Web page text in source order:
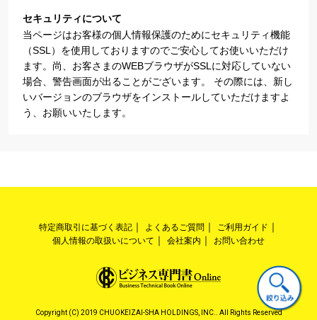
セキュリティについて
当ページはお客様の個人情報保護のためにセキュリティ機能
（SSL）を使用しておりますのでご安心してお使いいただけ
ます。尚、お客さまのWEBブラウザがSSLに対応していない
場合、警告画面が出ることがございます。 その際には、新し
いバージョンのブラウザをインストールしていただけますよ
う、お願いいたします。
特定商取引に基づく表記 よくあるご質問
ご利用ガイド
個人情報の取扱いについて
会社案内 お問い合わせ
Copyright (C) 2019 CHUOKEIZAI-SHA HOLDINGS, INC.. All Rights Reserved